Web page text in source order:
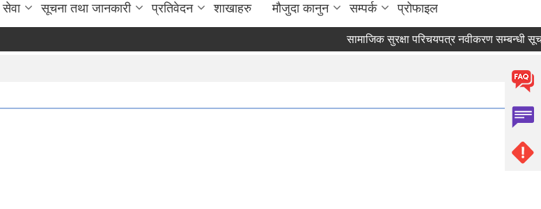
सूचना तथा जानकारी प्रतिवेदन शाखाहरु मौजुदा कानुन सम्पर्क प्रोफाइल
सामाजिक सुरक्षा परिचयपत्र नवीकरण सम्बन्धी